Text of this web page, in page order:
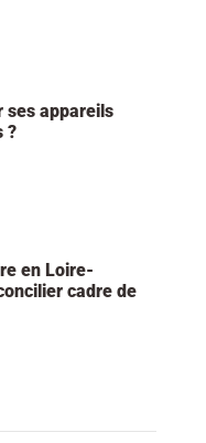
ses appareils
?
en Loire-
cadre de